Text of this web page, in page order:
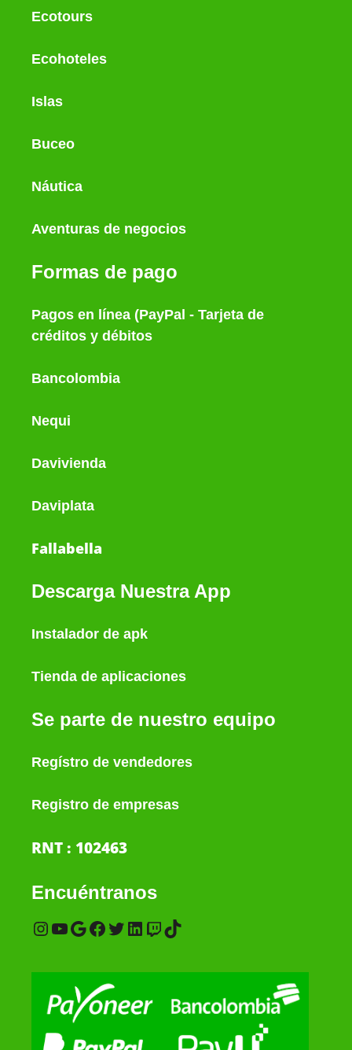
Ecotours
Ecohoteles
Islas
Buceo
Náutica
Aventuras de negocios
Formas de pago
Pagos en línea (PayPal - Tarjeta de
créditos y débitos
Bancolombia
Nequi
Davivienda
Daviplata
Fallabella
Descarga Nuestra App
Instalador de apk
Tienda de aplicaciones
Se parte de nuestro equipo
Regístro de vendedores
Registro de empresas
RNT : 102463
Encuéntranos